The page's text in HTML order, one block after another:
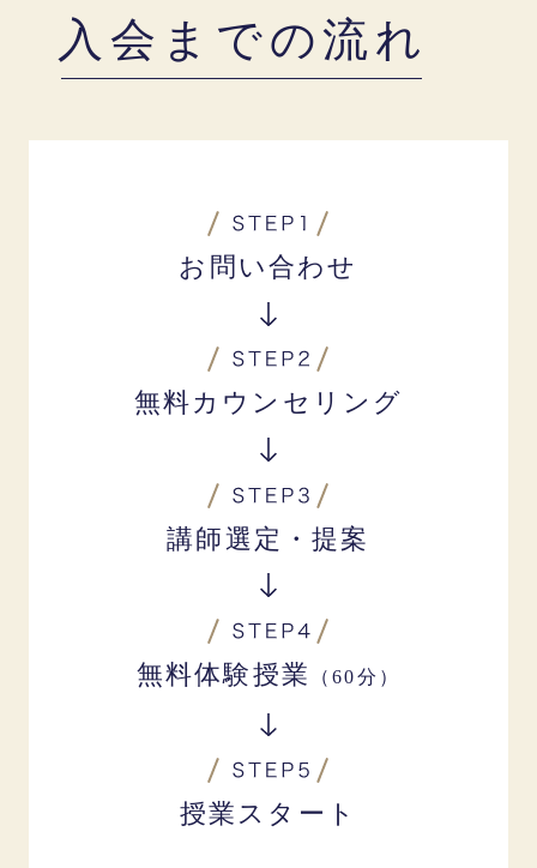
入会までの流れ
お問い合わせ
無料カウンセリング
講師選定・提案
無料体験授業 （60分）
授業スタート